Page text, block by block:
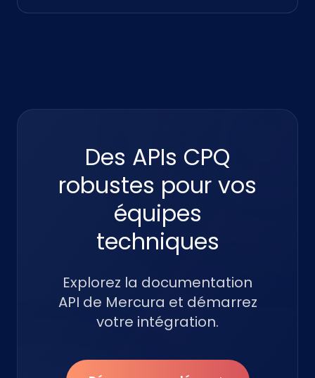
Des APIs CPQ
robustes pour vos
équipes
techniques
Explorez la documentation
API de Mercura et démarrez
votre intégration.